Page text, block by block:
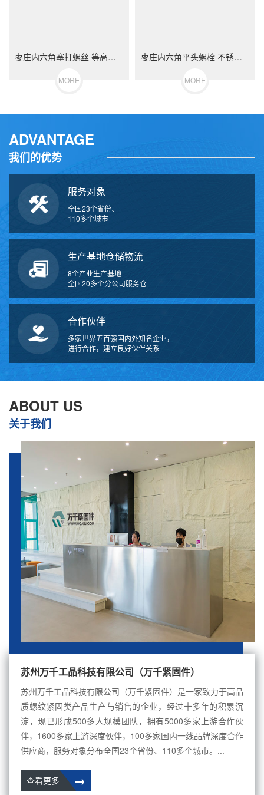
枣庄内六角塞打螺丝 等高限位螺栓 不锈钢（304/316）碳钢 合金钢
MORE
枣庄内六角平头螺栓 不锈钢（304/316）碳钢 合金钢
MORE
ADVANTAGE
我们的优势
服务对象
全国23个省份、
110多个城市
生产基地仓储物流
8个产业生产基地
全国20多个分公司服务仓
合作伙伴
多家世界五百强国内外知名企业，
进行合作，建立良好伙伴关系
ABOUT US
关于我们
苏州万千工品科技有限公司（万千紧固件）
苏州万千工品科技有限公司（万千紧固件）是一家致力于高品
质螺纹紧固类产品生产与销售的企业，经过十多年的积累沉
淀，现已形成500多人规模团队，拥有5000多家上游合作伙
伴，1600多家上游深度伙伴，100多家国内一线品牌深度合作
供应商，服务对象分布全国23个省份、110多个城市。...
→
查看更多